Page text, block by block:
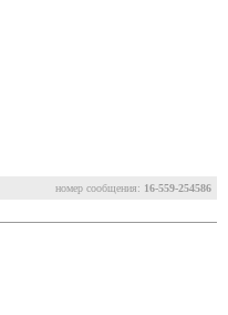
номер сообщения: 16-559-254586